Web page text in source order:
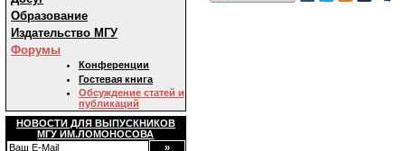
Образование
Издательство МГУ
Форумы
Конференции
Гостевая книга
Обсуждение статей и
публикаций
НОВОСТИ ДЛЯ ВЫПУСКНИКОВ
МГУ ИМ.ЛОМОНОСОВА